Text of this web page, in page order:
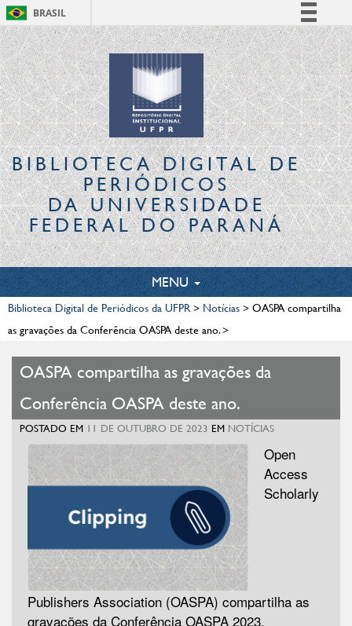
BRASIL
Simplifique!
Comunica BR
Participe
Acesso à informação
Legislação
Canais
BIBLIOTECA DIGITALDE
PERIÓDICOS
DA UNIVERSIDADE
FEDERAL DO PARANÁ
TOGGLE
NAVIGATION
MENU
Biblioteca Digital de Periódicos da UFPR> Notícias>OASPA compartilha
as gravações da Conferência OASPA deste ano.>
OASPA compartilha as gravações da
Conferência OASPA deste ano.
POSTADO EM 11 DE OUTUBRO DE 2023 EM NOTÍCIAS
Open
Access
Scholarly
Publishers Association (OASPA) compartilha as
gravações da Conferência OASPA 2023.